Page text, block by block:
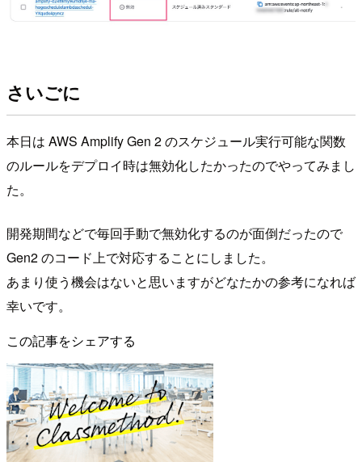
さいごに
本日は AWS Amplify Gen 2 のスケジュール実行可能な関数
のルールをデプロイ時は無効化したかったのでやってみまし
た。
開発期間などで毎回手動で無効化するのが面倒だったので
Gen2 のコード上で対応することにしました。
あまり使う機会はないと思いますがどなたかの参考になれば
幸いです。
この記事をシェアする